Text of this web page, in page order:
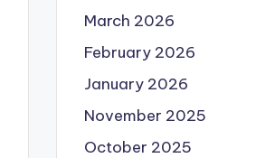
March 2026
February 2026
January 2026
November 2025
October 2025